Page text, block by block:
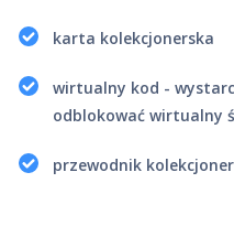
karta kolekcjonerska
wirtualny kod -
odblokować wirtualny
przewodnik